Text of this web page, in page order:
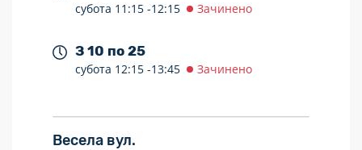
субота 11:15 -12:15 Зачинено
З 10 по 25
субота 12:15 -13:45 Зачинено
Весела вул.